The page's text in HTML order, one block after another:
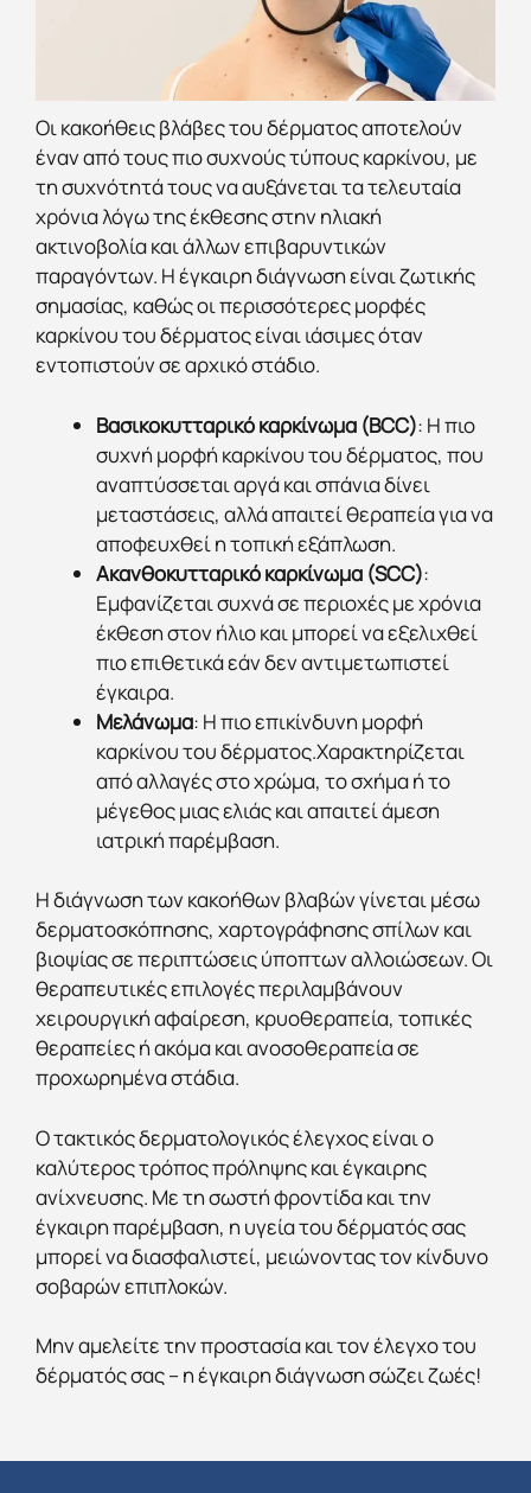
Οι κακοήθεις βλάβες του δέρματος αποτελούν
έναν από τους πιο συχνούς τύπους καρκίνου, με
τη συχνότητά τους να αυξάνεται τα τελευταία
χρόνια λόγω της έκθεσης στην ηλιακή
ακτινοβολία και άλλων επιβαρυντικών
παραγόντων. Η έγκαιρη διάγνωση είναι ζωτικής
σημασίας, καθώς οι περισσότερες μορφές
καρκίνου του δέρματος είναι ιάσιμες όταν
εντοπιστούν σε αρχικό στάδιο.
Βασικοκυτταρικό καρκίνωμα (BCC): Η πιο
συχνή μορφή καρκίνου του δέρματος, που
αναπτύσσεται αργά και σπάνια δίνει
μεταστάσεις, αλλά απαιτεί θεραπεία για να
αποφευχθεί η τοπική εξάπλωση.
Ακανθοκυτταρικό καρκίνωμα (SCC):
Εμφανίζεται συχνά σε περιοχές με χρόνια
έκθεση στον ήλιο και μπορεί να εξελιχθεί
πιο επιθετικά εάν δεν αντιμετωπιστεί
έγκαιρα.
Μελάνωμα: Η πιο επικίνδυνη μορφή
καρκίνου του δέρματος.Χαρακτηρίζεται
από αλλαγές στο χρώμα, το σχήμα ή το
μέγεθος μιας ελιάς και απαιτεί άμεση
ιατρική παρέμβαση.
Η διάγνωση των κακοήθων βλαβών γίνεται μέσω
δερματοσκόπησης, χαρτογράφησης σπίλων και
βιοψίας σε περιπτώσεις ύποπτων αλλοιώσεων. Οι
θεραπευτικές επιλογές περιλαμβάνουν
χειρουργική αφαίρεση, κρυοθεραπεία, τοπικές
θεραπείες ή ακόμα και ανοσοθεραπεία σε
προχωρημένα στάδια.
Ο τακτικός δερματολογικός έλεγχος είναι ο
καλύτερος τρόπος πρόληψης και έγκαιρης
ανίχνευσης. Με τη σωστή φροντίδα και την
έγκαιρη παρέμβαση, η υγεία του δέρματός σας
μπορεί να διασφαλιστεί, μειώνοντας τον κίνδυνο
σοβαρών επιπλοκών.
Μην αμελείτε την προστασία και τον έλεγχο του
δέρματός σας – η έγκαιρη διάγνωση σώζει ζωές!